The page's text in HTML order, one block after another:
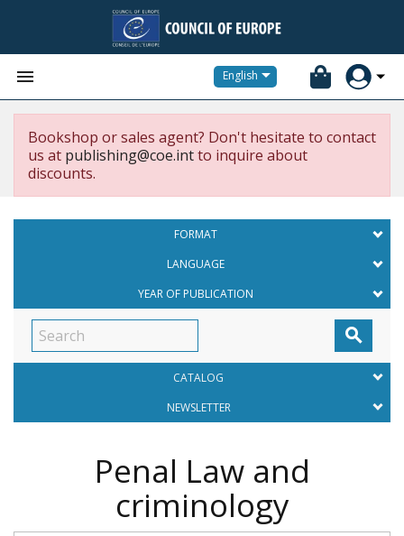
 English
Bookshop or sales agent? Don't hesitate to contact
us at publishing@coe.intto inquire about
discounts.
FORMAT
LANGUAGE
YEAR OF PUBLICATION

CATALOG
NEWSLETTER
Penal Law and
criminology